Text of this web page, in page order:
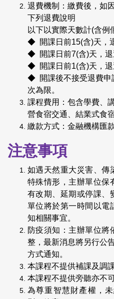
退費機制：繳費後，如
下列退費說明
以下以實際天數計(含例
◆ 開課日前15(含)天，
◆ 開課日前7(含)天，
◆ 開課日前1(含)天，
◆ 開課後不接受退費
次為限。
課程費用：包含學費、
營食宿交通、結業式食
繳款方式：金融機構匯
注意事項
如遇天然重大災害、傳
特殊情形，主辦單位保
有改期、延期或停課、
單位將於第一時間以電
知相關事宜。
防疫須知：主辦單位將
整，最新消息將另行公
方式通知。
本課程不提供補課及調課
本課程不提供旁聽亦不
為尊重智慧財產權，